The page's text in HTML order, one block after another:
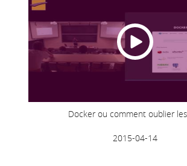
Docker ou comment oublier
2015-04-14